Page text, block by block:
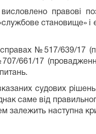
правові
становище» і
справах №517/639/17
661/17
судових рішень
саме від
наступна